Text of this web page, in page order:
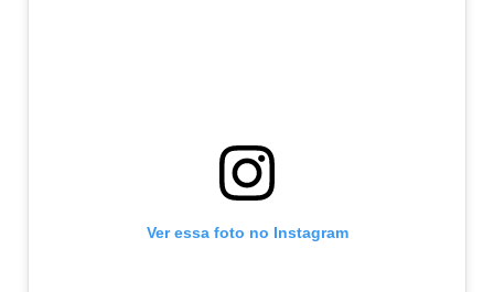
Ver essa foto no Instagram